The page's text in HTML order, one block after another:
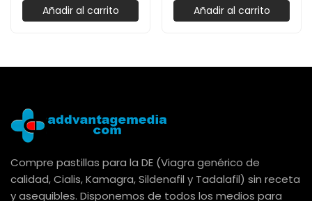
Añadir al carrito Añadir al carrito
Compre pastillas para la DE (Viagra genérico de
calidad, Cialis, Kamagra, Sildenafil y Tadalafil) sin receta
y asequibles. Disponemos de todos los medios para